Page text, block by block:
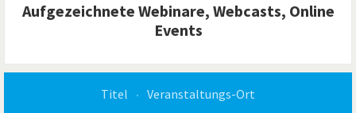
Aufgezeichnete Webinare, Webcasts, Online
Events
Titel Veranstaltungs-Ort